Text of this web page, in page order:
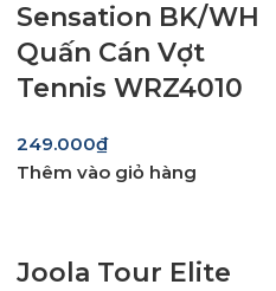
Sensation BK/WH
Quấn Cán Vợt
Tennis WRZ4010
249.000₫
Thêm vào giỏ hàng
Joola Tour Elite